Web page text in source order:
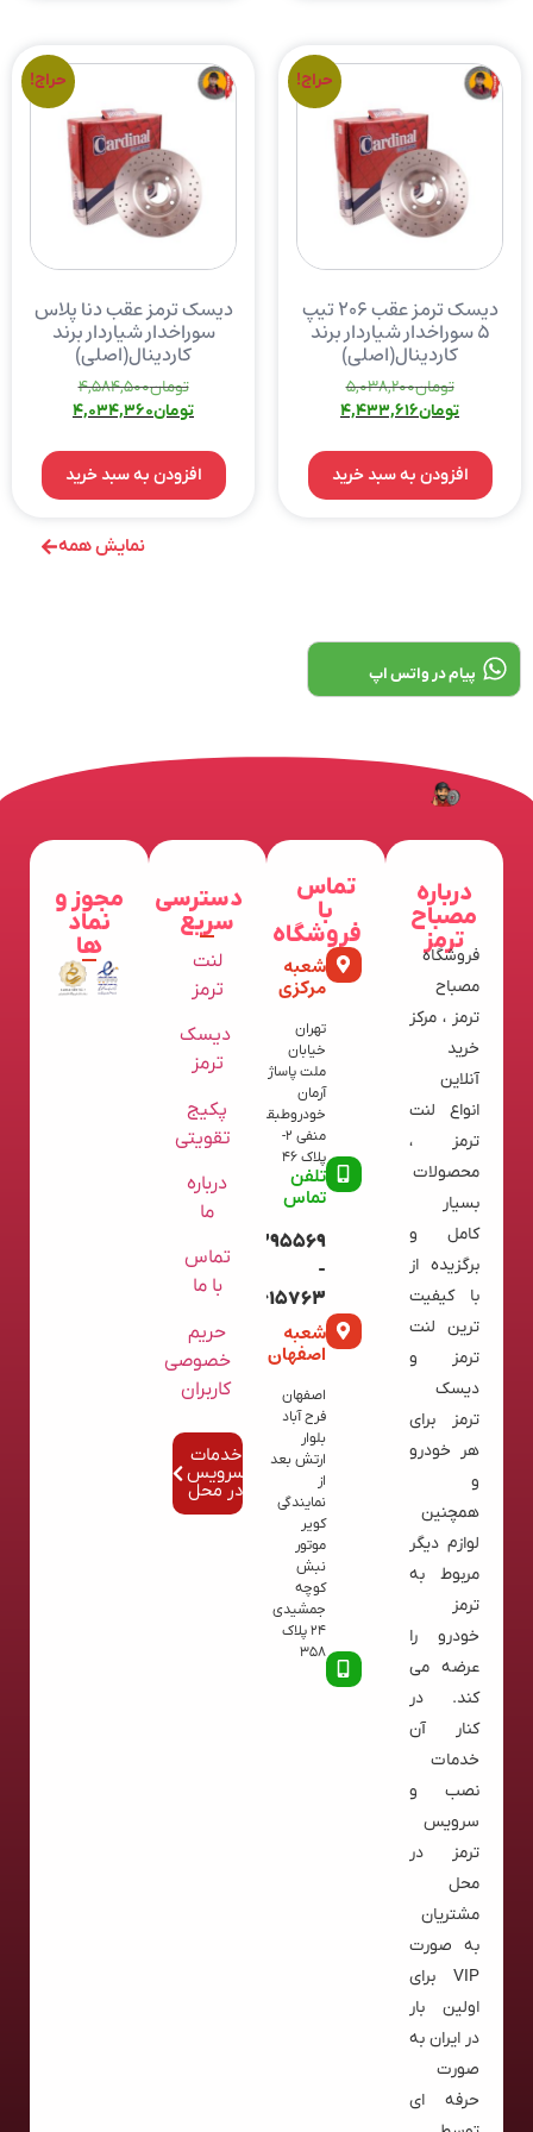
نمایش همه
حراج!
دیسک ترمز عقب ۲۰۶ تیپ
۵ سوراخدار شیاردار برند
کاردینال(اصلی)
تومان5,038,200
تومان4,433,616
افزودن به سبد خرید
حراج!
دیسک ترمز عقب دنا پلاس
سوراخدار شیاردار برند
کاردینال(اصلی)
تومان4,584,500
تومان4,034,360
افزودن به سبد خرید
پیام در واتس اپ
درباره
مصباح
ترمز
فروشگاه
مصباح
ترمز ، مرکز
خرید
آنلاین
انواع لنت
ترمز ،
محصولات
بسیار
کامل و
برگزیده از
با کیفیت
ترین لنت
ترمز و
دیسک
ترمز برای
هر خودرو
و
همچنین
لوازم دیگر
مربوط به
ترمز
خودرو را
عرضه می
کند. در
کنار آن
خدمات
نصب و
سرویس
ترمز در
محل
مشتریان
به صورت
VIP برای
اولین بار
در ایران به
صورت
حرفه ای
تماس
با
فروشگاه
شعبه
مرکزی
تهران
خیابان
ملت پاساژ
آرمان
خودروطبقه
منفی 2-
پلاک 46
تلفن
تماس
09120395569
-
02136615763
شعبه
اصفهان
اصفهان
فرح آباد
بلوار
ارتش بعد
از
نمایندگی
کویر
موتور
نبش
کوچه
جمشیدی
24 پلاک
358
دسترسی
سریع
لنت
ترمز
دیسک
ترمز
پکیج
تقویتی
درباره
ما
تماس
با ما
حریم
خصوصی
کاربران
خدمات
سرویس
در محل
مجوز و
نماد
ها